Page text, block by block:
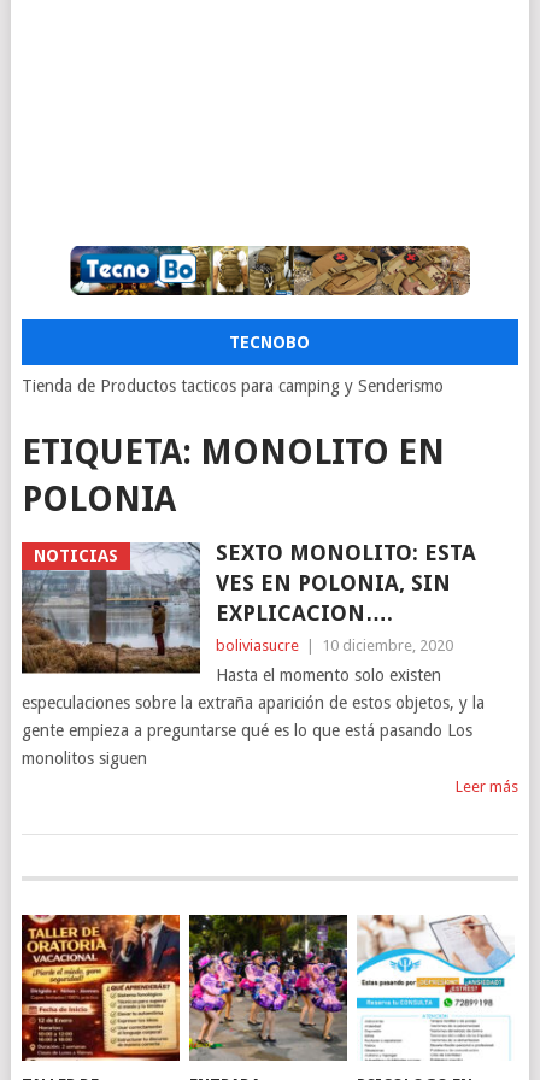
TECNOBO
Tienda de Productos tacticos para camping y Senderismo
ETIQUETA: MONOLITO EN
POLONIA
NOTICIAS
SEXTO MONOLITO: ESTA
VES EN POLONIA, SIN
EXPLICACION….
boliviasucre 10 diciembre, 2020
Hasta el momento solo existen
especulaciones sobre la extraña aparición de estos objetos, y la
gente empieza a preguntarse qué es lo que está pasando Los
monolitos siguen
Leer más